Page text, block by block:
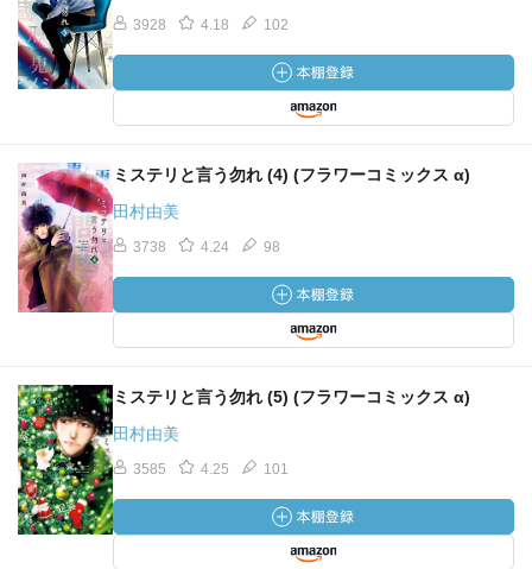
3928 4.18 102
ミステリと言う勿れ (4) (フラワーコミックス α)
田村由美
3738 4.24 98
ミステリと言う勿れ (5) (フラワーコミックス α)
田村由美
3585 4.25 101